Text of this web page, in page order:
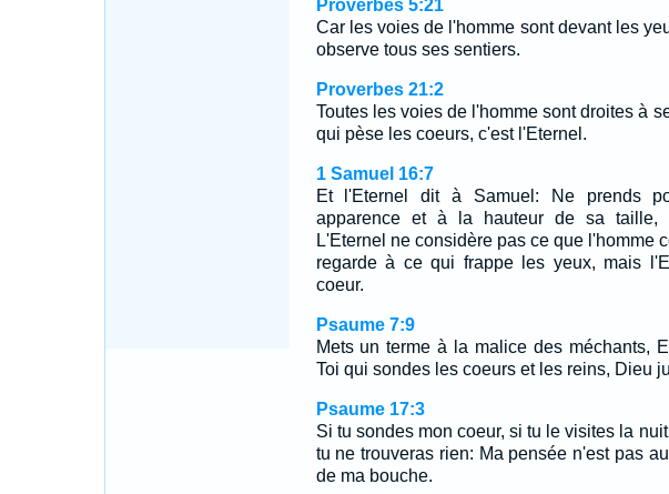
Proverbes 5:21
Car les voies de l'homme sont devant les
observe tous ses sentiers.
Proverbes 21:2
Toutes les voies de l'homme sont droites à
qui pèse les coeurs, c'est l'Eternel.
1 Samuel 16:7
Et l'Eternel dit à Samuel: Ne prends
apparence et à la hauteur de sa taille,
L'Eternel ne considère pas ce que l'homme
regarde à ce qui frappe les yeux, mais
coeur.
Psaume 7:9
Mets un terme à la malice des méchants,
Toi qui sondes les coeurs et les reins, Dieu
Psaume 17:3
Si tu sondes mon coeur, si tu le visites la
tu ne trouveras rien: Ma pensée n'est pas
de ma bouche.